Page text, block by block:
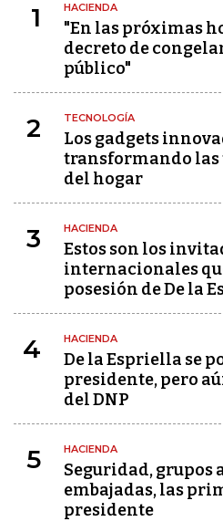
1 HACIENDA
"En las próximas
decreto de
público"
2 TECNOLOGÍA
Los gadgets
transformando
del hogar
3 HACIENDA
Estos son los
internacionales
posesión de De la
4 HACIENDA
De la Espriella se
presidente, pero
del DNP
5 HACIENDA
Seguridad, grupos
embajadas, las
presidente